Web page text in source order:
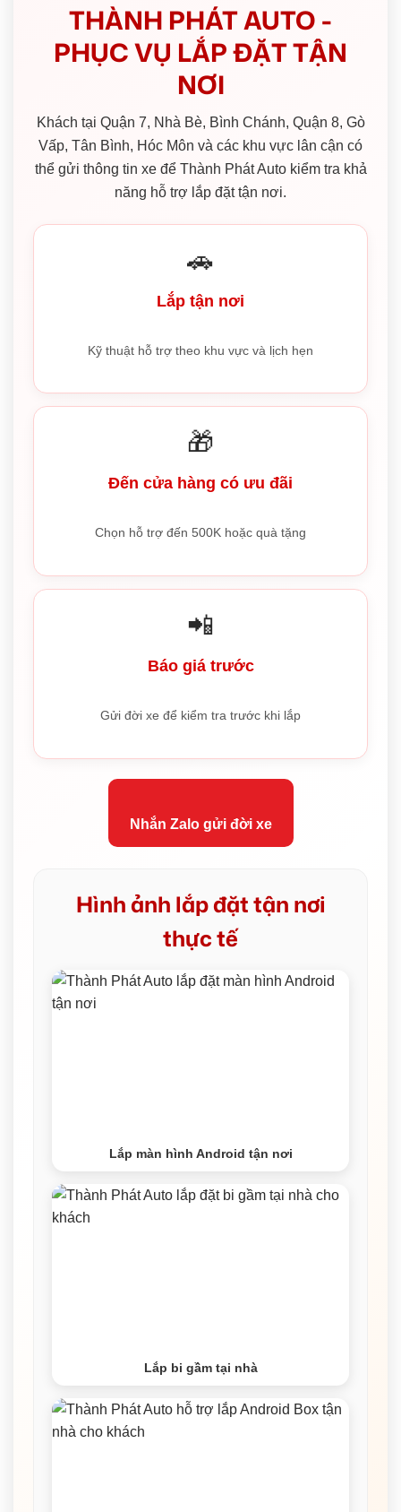
THÀNH PHÁT AUTO -
PHỤC VỤ LẮP ĐẶT TẬN
NƠI
Khách tại Quận 7, Nhà Bè, Bình Chánh, Quận 8, Gò
Vấp, Tân Bình, Hóc Môn và các khu vực lân cận có
thể gửi thông tin xe để Thành Phát Auto kiểm tra khả
năng hỗ trợ lắp đặt tận nơi.
🚗
Lắp tận nơi
Kỹ thuật hỗ trợ theo khu vực và lịch hẹn
🎁
Đến cửa hàng có ưu đãi
Chọn hỗ trợ đến 500K hoặc quà tặng
📲
Báo giá trước
Gửi đời xe để kiểm tra trước khi lắp
Nhắn Zalo gửi đời xe
Hình ảnh lắp đặt tận nơi
thực tế
Lắp màn hình Android tận nơi
Lắp bi gầm tại nhà